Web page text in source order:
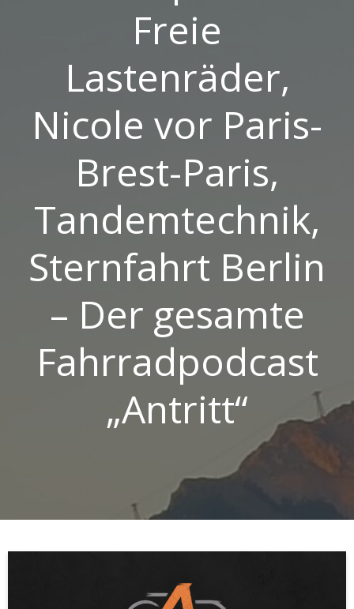
Freie
Lastenräder,
Nicole vor Paris-
Brest-Paris,
Tandemtechnik,
Sternfahrt Berlin
– Der gesamte
Fahrradpodcast
„Antritt“